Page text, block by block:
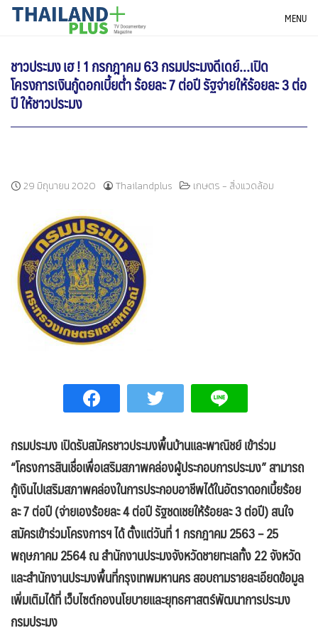
SkipTHAILANDPLUS NEWS MENU
ชาวประมง เฮ ! 1 กรกฎาคม 63 กรมประมงดีเดย์…เปิด
โครงการเงินกู้ดอกเบี้ยต่ำ ร้อยละ 7 ต่อปี รัฐจ่ายให้ร้อยละ 3 ต่อ
ปี ให้ชาวประมง
29 มิถุนายน 2020 Thailandplus เกษตร - สิ่งแวดล้อม
กรมประมง เปิดรับสมัครชาวประมงพื้นบ้านและพาณิชย์ เข้าร่วม
“โครงการสินเชื่อเพื่อเสริมสภาพคล่องผู้ประกอบการประมง” สามารถ
กู้เงินไปเสริมสภาพคล่องในการประกอบอาชีพได้ในอัตราดอกเบี้ยร้อย
ละ 7 ต่อปี (จ่ายเองร้อยละ 4 ต่อปี รัฐชดเชยให้ร้อยละ 3 ต่อปี) สนใจ
สมัครเข้าร่วมโครงการฯ ได้ ตั้งแต่วันที่ 1 กรกฎาคม 2563 – 25
พฤษภาคม 2564 ณ สำนักงานประมงจังหวัดชายทะเลทั้ง 22 จังหวัด
และสำนักงานประมงพื้นที่กรุงเทพมหานคร สอบถามรายละเอียดข้อมูล
เพิ่มเติมได้ที่ เว็บไซต์กองนโยบายและยุทธศาสตร์พัฒนาการประมง
กรมประมง